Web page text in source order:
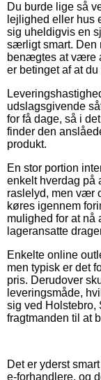
Du burde lige så
lejlighed eller hus
sig uheldigvis en
særligt smart. Den
benægtes at være
er betinget af at
udslagsgivende
for få dage, så i
finder den
produkt.
En stor portion
enkelt hverdag på
raslelyd, men vær
køres igennem
mulighed for at nå
lageransatte
Enkelte online
men typisk er det
pris. Derudover
leveringsmåde,
sig ved Holstebro,
fragtmanden til at
Det er yderst
e-forhandlere, og